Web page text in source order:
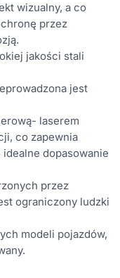
wizualny, a co
przez
jakości stali
jest
laserem
co zapewnia
idealne dopasowanie
przez
ograniczony ludzki
modeli pojazdów,